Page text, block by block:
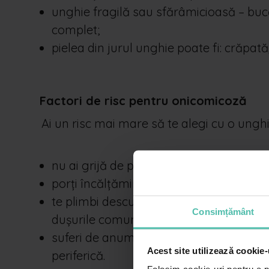
Consimțământ
Acest site utilizează
unghie fragilă sau sfărâmicioasă –
complet;
pielea din jurul unghie poate fi:
Factori de risc pentru onicomicoză
Ai un risc mai mare să te alegi cu o
nu ai grijă de picioarele tale și nu le
porți încălțăminte care îți menține
te plimbi desculț prin locuri în care
dușurile comune, vestiarele și sălile de
suferi de anumite probleme de
periferică.